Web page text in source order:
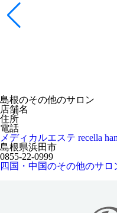
島根のその他のサロン
店舗名
住所
電話
メディカルエステ recella
島根県浜田市
0855-22-0999
四国・中国のその他のサロ